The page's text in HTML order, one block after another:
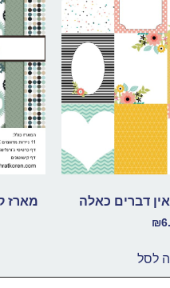
דברים כאלה
₪
לסל